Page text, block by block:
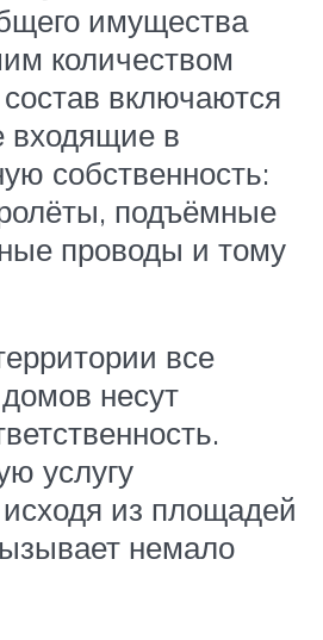
имущества
количеством
включаются
входящие в
собственность:
подъёмные
проводы и тому
все
несут
услугу
из площадей
немало